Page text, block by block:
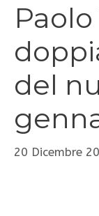
del
20 Dicembre